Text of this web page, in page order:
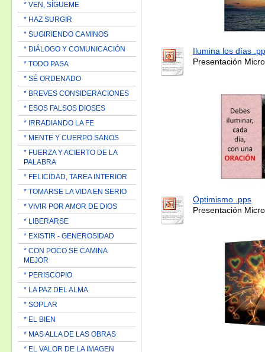
* VEN, SÍGUEME
* HAZ SURGIR
* SUGIRIENDO CAMINOS
* DIÁLOGO Y COMUNICACIÓN
* TODO PASA
* SÉ ORDENADO
* BREVES CONSIDERACIONES
* ESOS FALSOS DIOSES
* IRRADIANDO LA FE
* MENTE Y CUERPO SANOS
* FUERZA Y ACIERTO DE LA
PALABRA
* FELICIDAD, TAREA INTERIOR
* TOMARSE LA VIDA EN SERIO
* VIVIR POR AMOR DE DIOS
* LIBERARSE
* EXISTIR - GENEROSIDAD
* CON POCO SE CAMINA
MEJOR
* PERISCOPIO
* LA PAZ DEL ALMA
* SOPLAR
* EL BIEN
* MAS ALLA DE LAS OBRAS
* EL VALOR DE LA IMAGEN
Ilumina los días
Presentación
Optimismo .pps
Presentación